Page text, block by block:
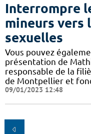
Interrompre
mineurs vers
sexuelles
Vous pouvez
présentation de
responsable de la
de Montpellier et
09/01/2023 12:48